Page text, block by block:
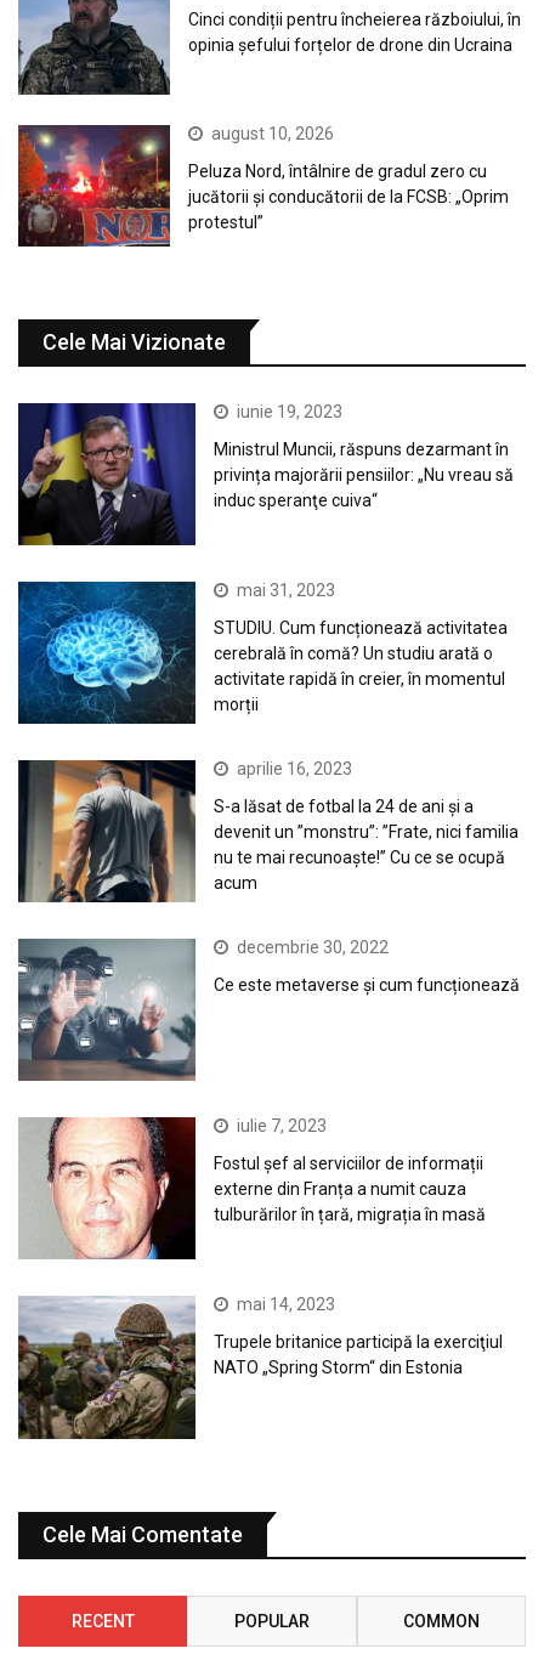
Cinci condiții pentru încheierea războiului, în
opinia șefului forțelor de drone din Ucraina
august 10, 2026
Peluza Nord, întâlnire de gradul zero cu
jucătorii și conducătorii de la FCSB: „Oprim
protestul”
Cele Mai Vizionate
iunie 19, 2023
Ministrul Muncii, răspuns dezarmant în
privința majorării pensiilor: „Nu vreau să
induc speranţe cuiva“
mai 31, 2023
STUDIU. Cum funcționează activitatea
cerebrală în comă? Un studiu arată o
activitate rapidă în creier, în momentul
morții
aprilie 16, 2023
S-a lăsat de fotbal la 24 de ani și a
devenit un ”monstru”: ”Frate, nici familia
nu te mai recunoaște!” Cu ce se ocupă
acum
decembrie 30, 2022
Ce este metaverse și cum funcționează
iulie 7, 2023
Fostul șef al serviciilor de informații
externe din Franța a numit cauza
tulburărilor în țară, migrația în masă
mai 14, 2023
Trupele britanice participă la exerciţiul
NATO „Spring Storm“ din Estonia
Cele Mai Comentate
RECENT POPULAR COMMON